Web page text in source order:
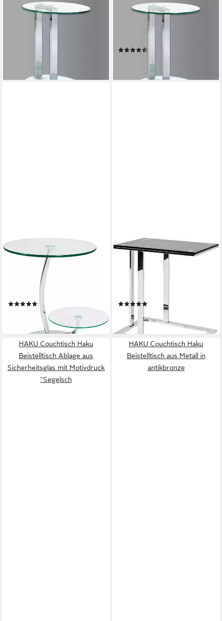
Beistelltisch Sofatisch,
Wohnzimmertisch (1-St), oval
- aus Metall Silber B/T/H
lieferbar - in 4-5 Werktagen bei dir
Beistelltisch Sofatisch,
Wohnzimmertisch (1-St), rund
- aus Metall Silber - Ø/H
lieferbar - in 4-5 Werktagen bei dir
HAKU
Beistelltisch Sofatisch,
Wohnzimmertisch (1-St), rund
- aus Metall Silber - Ø/H
(5)
lieferbar - in 4-5 Werktagen bei dir
HAKU
Beistelltisch Sofatisch,
Wohnzimmertisch (1-St),
177,00 €
lieferbar - in 4-5 Werktagen bei dir
HAKU Couchtisch Haku
Beistelltisch Ablage aus
Sicherheitsglas mit Motivdruck
"Segelsch
HAKU Couchtisch Haku
Beistelltisch aus Metall in
antikbronze